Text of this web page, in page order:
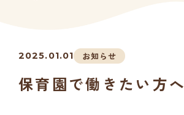
2025.01.01 お知らせ
保育園で働きたい方へ